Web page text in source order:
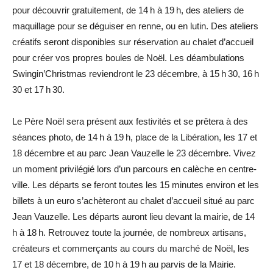
pour découvrir gratuitement, de 14 h à 19 h, des ateliers de
maquillage pour se déguiser en renne, ou en lutin. Des ateliers
créatifs seront disponibles sur réservation au chalet d’accueil
pour créer vos propres boules de Noël. Les déambulations
Swingin’Christmas reviendront le 23 décembre, à 15 h 30, 16 h
30 et 17 h 30.
Le Père Noël sera présent aux festivités et se prêtera à des
séances photo, de 14 h à 19 h, place de la Libération, les 17 et
18 décembre et au parc Jean Vauzelle le 23 décembre. Vivez
un moment privilégié lors d’un parcours en calèche en centre-
ville. Les départs se feront toutes les 15 minutes environ et les
billets à un euro s’achèteront au chalet d’accueil situé au parc
Jean Vauzelle. Les départs auront lieu devant la mairie, de 14
h à 18 h. Retrouvez toute la journée, de nombreux artisans,
créateurs et commerçants au cours du marché de Noël, les
17 et 18 décembre, de 10 h à 19 h au parvis de la Mairie.